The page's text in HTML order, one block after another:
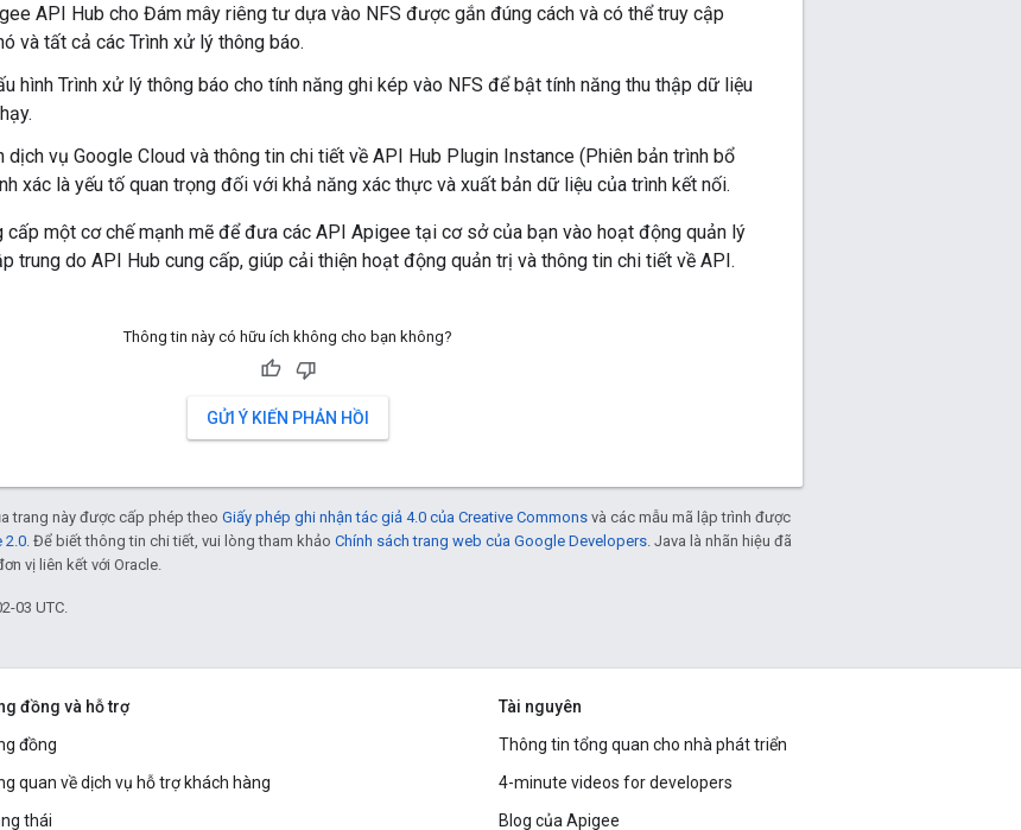
API Hub cho Đám mây riêng tư dựa vào NFS được gắn đúng cách và có thể truy cập
và tất cả các Trình xử lý thông báo.
hình Trình xử lý thông báo cho tính năng ghi kép vào NFS để bật tính năng thu thập dữ liệu
dịch vụ Google Cloud và thông tin chi tiết về API Hub Plugin Instance (Phiên bản trình bổ
xác là yếu tố quan trọng đối với khả năng xác thực và xuất bản dữ liệu của trình kết nối.
cấp một cơ chế mạnh mẽ để đưa các API Apigee tại cơ sở của bạn vào hoạt động quản lý
trung do API Hub cung cấp, giúp cải thiện hoạt động quản trị và thông tin chi tiết về API.
Thông tin này có hữu ích không cho bạn không?
GỬI Ý KIẾN PHẢN HỒI
trang này được cấp phép theo Giấy phép ghi nhận tác giả 4.0 của Creative Commons và các mẫu mã lập trình được
2.0. Để biết thông tin chi tiết, vui lòng tham khảo Chính sách trang web của Google Developers. Java là nhãn hiệu đã
vị liên kết với Oracle.
03 UTC.
đồng và hỗ trợ
đồng
quan về dịch vụ hỗ trợ khách hàng
thái
Tài nguyên
Thông tin tổng quan cho nhà phát triển
4-minute videos for developers
Blog của Apigee